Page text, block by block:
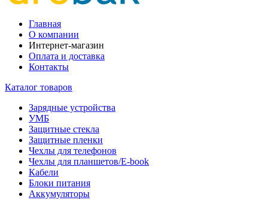
Главная
О компании
Интернет-магазин
Оплата и доставка
Контакты
Каталог товаров
Зарядные устройства
УМБ
Защитные стекла
Защитные пленки
Чехлы для телефонов
Чехлы для планшетов/E-book
Кабели
Блоки питания
Аккумуляторы